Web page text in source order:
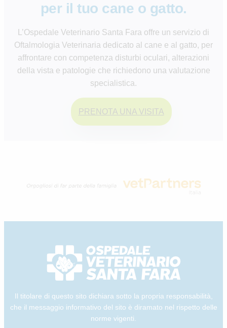
per il tuo cane o gatto.
L’Ospedale Veterinario Santa Fara offre un servizio di
Oftalmologia Veterinaria dedicato al cane e al gatto, per
affrontare con competenza disturbi oculari, alterazioni
della vista e patologie che richiedono una valutazione
specialistica.
PRENOTA UNA VISITA
Il titolare di questo sito dichiara sotto la propria responsabilità,
che il messaggio informativo del sito è diramato nel rispetto delle
norme vigenti.